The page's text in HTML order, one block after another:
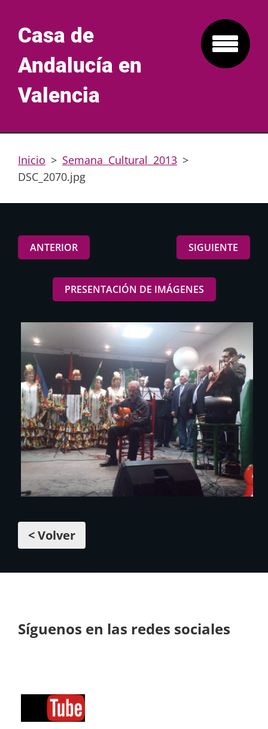
Casa de
Andalucía en
Valencia
Inicio > Semana Cultural 2013 >
DSC_2070.jpg
ANTERIOR SIGUIENTE
PRESENTACIÓN DE IMÁGENES
< Volver
Síguenos en las redes sociales